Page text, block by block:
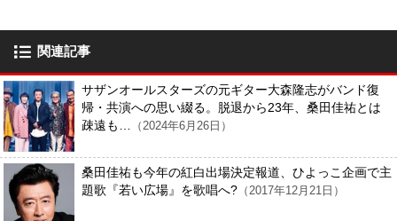
関連記事
サザンオールスターズの元ギター大森隆志がバンド復
帰・共演への思い綴る。脱退から23年、桑田佳祐とは
疎遠も…
（2024年6月26日）
桑田佳祐も今年の紅白出場決定報道、ひよっこ企画で主
題歌『若い広場』を歌唱へ? （2017年12月21日）